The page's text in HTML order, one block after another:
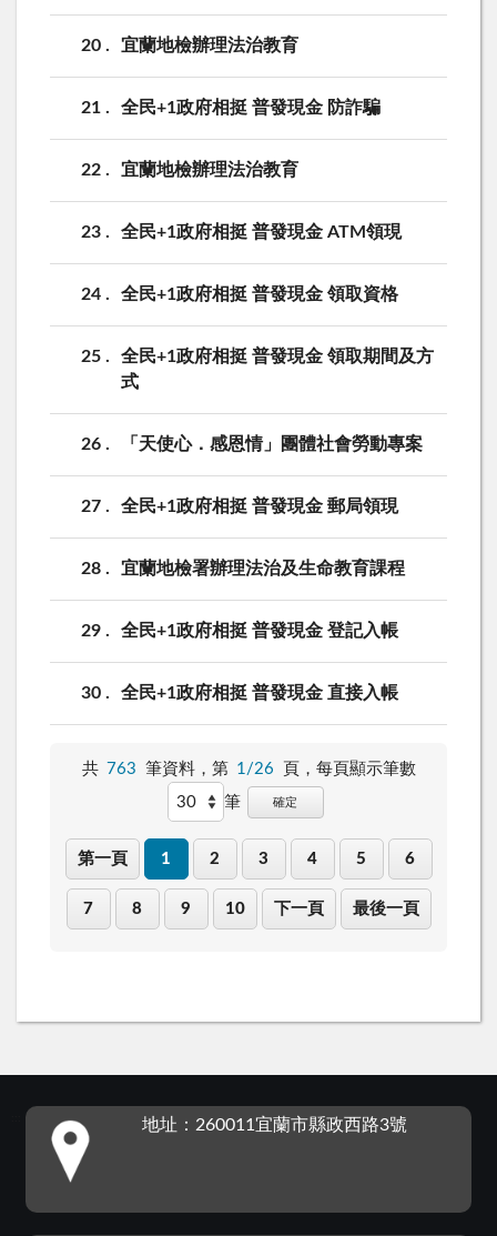
20 宜蘭地檢辦理法治教育
21 全民+1政府相挺 普發現金 防詐騙
22 宜蘭地檢辦理法治教育
23 全民+1政府相挺 普發現金 ATM領現
24 全民+1政府相挺 普發現金 領取資格
25
全民+1政府相挺 普發現金 領取期間及方
式
26 「天使心．感恩情」團體社會勞動專案
27 全民+1政府相挺 普發現金 郵局領現
28 宜蘭地檢署辦理法治及生命教育課程
29 全民+1政府相挺 普發現金 登記入帳
30 全民+1政府相挺 普發現金 直接入帳
共 763 筆資料，第 1/26 頁， 每頁顯示筆數
筆
確定
第一頁 1 2 3 4 5 6
7 8 9 10 下一頁 最後一頁
地址：260011宜蘭市縣政西路3號